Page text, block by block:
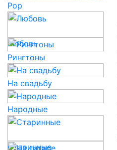
Pop
Любовь
Рингтоны
На свадьбу
Народные
Старинные